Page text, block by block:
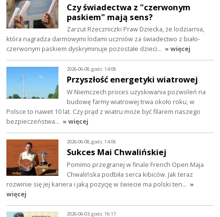
Czy świadectwa z "czerwonym
paskiem" mają sens?
Zarzut Rzeczniczki Praw Dziecka, że lodziarnia,
która nagradza darmowymi lodami uczniów za świadectwo z biało-
czerwonym paskiem dyskryminuje pozostałe dzieci… » więcej
2026-06-08, godz. 14:08
Przyszłość energetyki wiatrowej
W Niemczech proces uzyskiwania pozwoleń na
budowę farmy wiatrowej trwa około roku, w
Polsce to nawet 10 lat. Czy prąd z wiatru może być filarem naszego
bezpieczeństwa… » więcej
2026-06-08, godz. 14:06
Sukces Mai Chwalińskiej
Pomimo przegranej w finale French Open Maja
Chwalińska podbiła serca kibiców. Jak teraz
rozwinie się jej kariera i jaką pozycję w świecie ma polski ten… »
więcej
2026-06-03, godz. 16:17